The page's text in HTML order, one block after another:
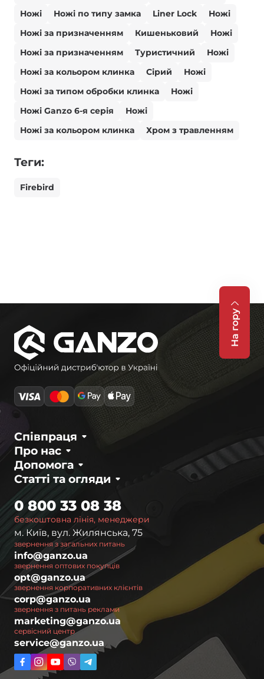
Ножі
Ножі по типу замка Liner Lock
Ножі
Ножі за призначенням
Кишеньковий
Ножі
Ножі за призначенням
Туристичний
Ножі
Ножі за кольором клинка
Сірий
Ножі
Ножі за типом обробки клинка
Ножі
Ножі Ganzo 6-я серія
Ножі
Ножі за кольором клинка
Хром з травленням
Теги:
Firebird
На гору
Про нас
Співпраця
Статті та огляди
Допомога
безкоштовна лінія, менеджери
0 800 33 08 38
м. Київ, вул. Жилянська, 75
звернення з загальних питань
info@ganzo.ua
звернення оптових покупців
opt@ganzo.ua
звернення корпоративних клієнтів
corp@ganzo.ua
звернення з питань реклами
marketing@ganzo.ua
сервісний центр
service@ganzo.ua